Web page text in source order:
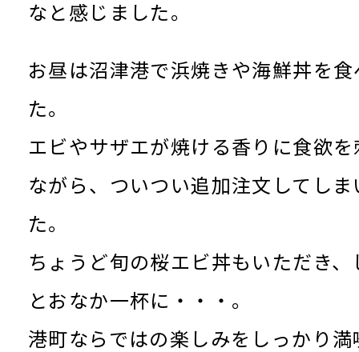
なと感じました。
お昼は沼津港で浜焼きや海鮮丼を
た。
エビやサザエが焼ける香りに食欲
ながら、ついつい追加注文してしま
た。
ちょうど旬の桜エビ丼もいただき、
とおなか一杯に・・・。
港町ならではの楽しみをしっかり満